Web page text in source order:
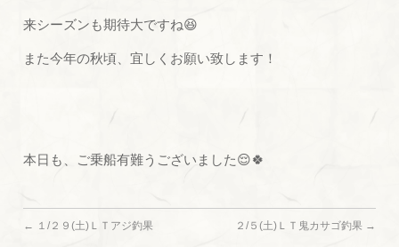
来シーズンも期待大ですね😆
また今年の秋頃、宜しくお願い致します！
本日も、ご乗船有難うございました😌🍀
← １/２９(土)ＬＴアジ釣果 ２/５(土)ＬＴ鬼カサゴ釣果 →